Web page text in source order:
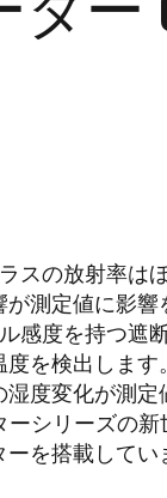
ター
スの放射率は
測定値に影
感度を持つ遮
を検出しま
度変化が測定
ーシリーズの
を搭載してい